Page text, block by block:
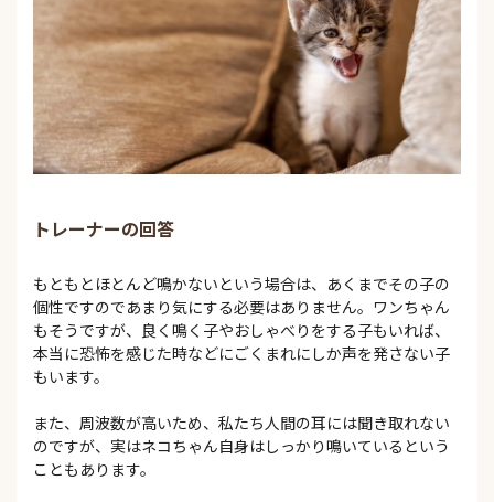
トレーナーの回答
もともとほとんど鳴かないという場合は、あくまでその子の
個性ですのであまり気にする必要はありません。ワンちゃん
もそうですが、良く鳴く子やおしゃべりをする子もいれば、
本当に恐怖を感じた時などにごくまれにしか声を発さない子
もいます。
また、周波数が高いため、私たち人間の耳には聞き取れない
のですが、実はネコちゃん自身はしっかり鳴いているという
こともあります。